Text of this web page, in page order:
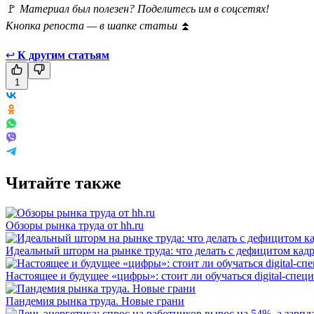
🚩 Материал был полезен? Поделитесь им в соцсетях!
Кнопка репоста — в шапке статьи ⏫
↩ К другим статьям
1
Читайте также
Обзоры рынка труда от hh.ru
Идеальный шторм на рынке труда: что делать с дефицитом
Настоящее и будущее «цифры»: стоит ли обучаться digital-
Пандемия рынка труда. Новые грани